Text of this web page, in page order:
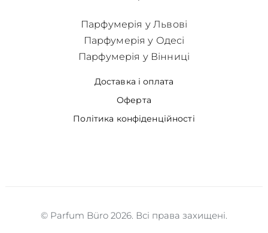
Доставка і оплата
Оферта
Політика конфіденційності
Парфумерія у Львові
Парфумерія у Одесі
Парфумерія у Вінниці
© Parfum Büro 2026. Всі права захищені.